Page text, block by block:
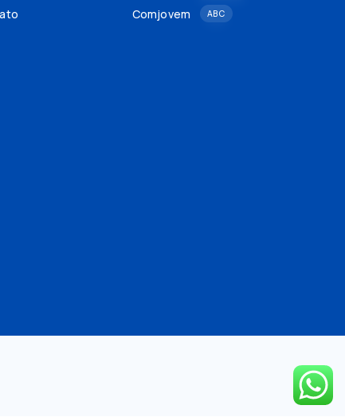
Comjovem ABC